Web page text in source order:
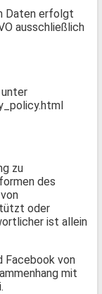
Daten erfolgt
ausschließlich
zu
des
oder
ist allein
Facebook von
mit